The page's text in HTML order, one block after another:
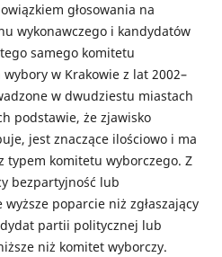
głosowania na
wykonawczego i kandydatów
samego komitetu
w Krakowie z lat 2002–
w dwudziestu miastach
podstawie, że zjawisko
jest znaczące ilościowo i ma
typem komitetu wyborczego. Z
bezpartyjność lub
poparcie niż zgłaszający
partii politycznej lub
niż komitet wyborczy.